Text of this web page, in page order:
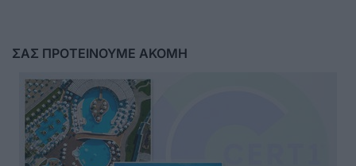
ΣΑΣ ΠΡΟΤΕΙΝΟΥΜΕ ΑΚΟΜΗ